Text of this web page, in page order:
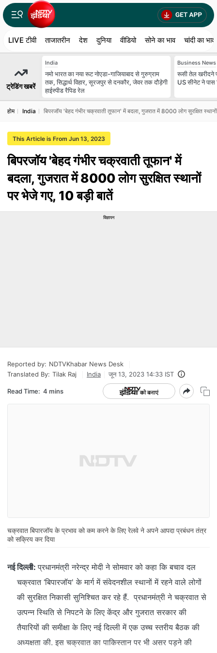
LIVE टीवी ताजातरीन देश दुनिया वीडियो सोने का भाव चांदी का भाव
ट्रेडिंग खबरें
India
नमो भारत का नया रूट नोएडा-गाजियाबाद से गुरुग्राम
तक, सिद्धार्थ विहार, सूरजपुर से दनकौर, जेवर तक दौड़ेगी
हाईस्पीड रैपिड रेल
Business News
रूसी तेल खरीदने
US सीनेट ने पास
होम India बिपरजॉय 'बेहद गंभीर चक्रवाती तूफान' में बदला, गुजरात में 8000 लोग सुरक्षित
This Article is From Jun 13, 2023
बिपरजॉय 'बेहद गंभीर चक्रवाती तूफान' में
बदला, गुजरात में 8000 लोग सुरक्षित स्थानों
पर भेजे गए, 10 बड़ी बातें
विज्ञापन
Reported by: NDTVKhabar News Desk
Translated By: Tilak Raj India जून 13, 2023 14:33 IST
Read Time: 4 mins
चक्रवात बिपारजॉय के प्रभाव को कम करने के लिए रेलवे ने अपने आपदा प्रबंधन तंत्र
को सक्रिय कर दिया
नई दिल्‍ली: प्रधानमंत्री नरेन्द्र मोदी ने सोमवार को कहा कि बचाव दल
चक्रवात ‘बिपारजॉय' के मार्ग में संवेदनशील स्थानों में रहने वाले लोगों
की सुरक्षित निकासी सुनिश्चित कर रहे हैं. प्रधानमंत्री ने चक्रवात से
उत्पन्न स्थिति से निपटने के लिए केंद्र और गुजरात सरकार की
तैयारियों की समीक्षा के लिए नई दिल्ली में एक उच्च स्तरीय बैठक की
अध्यक्षता की. इस चक्रवात का पाकिस्तान पर भी असर पड़ने की